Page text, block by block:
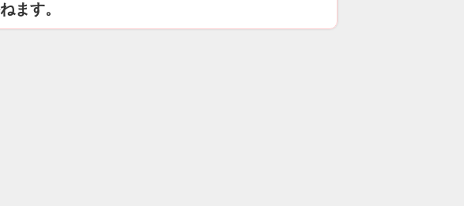
ます。